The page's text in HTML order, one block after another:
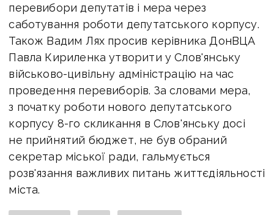
перевибори депутатів і мера через
саботування роботи депутатського корпусу.
Також Вадим Лях просив керівника ДонВЦА
Павла Кириленка утворити у Слов'янську
військово-цивільну адміністрацію на час
проведення перевиборів. За словами мера,
з початку роботи нового депутатського
корпусу 8-го скликання в Слов'янську досі
не прийнятий бюджет, не був обраний
секретар міської ради, гальмується
розв'язання важливих питань життєдіяльності
міста.